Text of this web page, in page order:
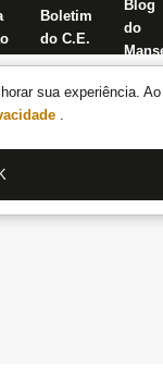
sua experiência.
.
Boletim
do C.E.
Blog
do